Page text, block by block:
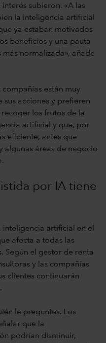
subieron. «A las
la inteligencia artificial
ya estaban motivados
beneficios y una pauta
normalizada», añade
están muy
sus acciones y prefieren
los frutos de la
artificial y que, por
eficiente, antes que
algunas áreas de negocio
por IA tiene
artificial en el
afecta a todas las
Según el gestor de renta
y las compañías
clientes continuarán
le preguntes. Los
que la
podrían disminuir,